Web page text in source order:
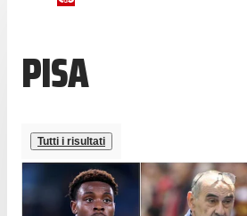
PISA
Tutti i risultati